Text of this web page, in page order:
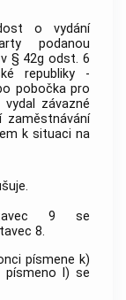
o vydání
podanou
§ 42g odst. 6
republiky -
pobočka pro
závazné
zaměstnávání
k situaci na
9 se
8.
písmene k)
písmeno l) se